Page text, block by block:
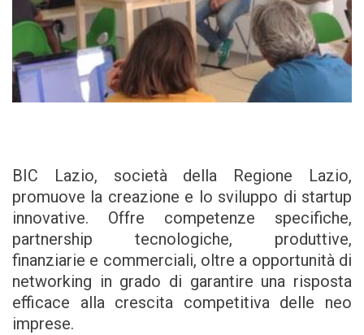
BIC Lazio, società della Regione Lazio,
promuove la creazione e lo sviluppo di startup
innovative. Offre competenze specifiche,
partnership tecnologiche, produttive,
finanziarie e commerciali, oltre a opportunità di
networking in grado di garantire una risposta
efficace alla crescita competitiva delle neo
imprese.